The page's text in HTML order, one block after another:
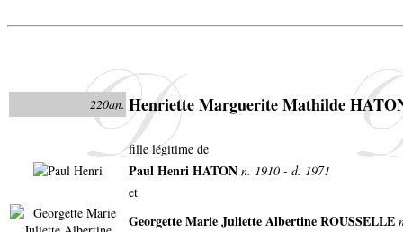
220an. Henriette Marguerite Mathilde
fille légitime de
Paul Henri HATON n. 1910 - d. 1971
et
Georgette Marie Juliette Albertine ROUSSELLE